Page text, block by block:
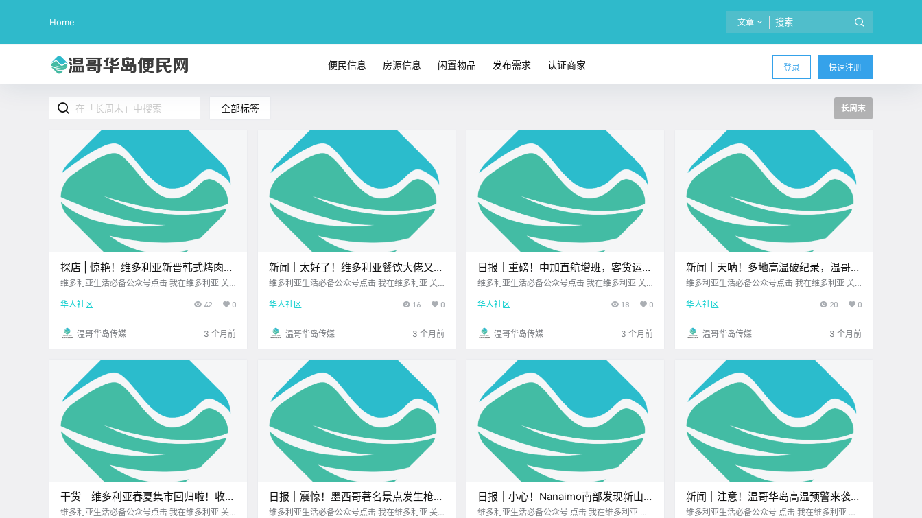
Home 文章
登录 快速注册
便民信息 房源信息 闲置物品 发布需求 认证商家
全部标签 长周末
探店 | 惊艳！维多利亚新晋韩式烤肉排
队王，顶级肉质配上明火炙烤，肉食控
维多利亚生活必备公众号点击 我在维多利亚 关
亚洲超市 昨天终于打卡了 维多利亚刚开业不久
的设备 都是直接从韩国运过来的.
华人社区 42 0
温哥华岛传媒 3 个月前
新闻｜太好了！维多利亚餐饮大佬又开
新店，炸鸡生蚝样样行！BC省省长撤
维多利亚生活必备公众号点击 我在维多利亚 关
顶级科创学校北美最大亚洲超市 大家周二好呀~
工作生活都顺心！ 忙里偷闲也.
华人社区 16 0
温哥华岛传媒 3 个月前
日报｜重磅！中加直航增班，客货运频
次将迎来大幅提升！Hullo码头临时搬
维多利亚生活必备公众号点击 我在维多利亚 关
正宗越南米粉店您值得信赖的地产经纪公元202
黄历 > 维多利亚本周气象.
华人社区 18 0
温哥华岛传媒 3 个月前
新闻｜天呐！多地高温破纪录，温哥华
岛今春首场山火燃起！Esquimalt海盗
维多利亚生活必备公众号点击 我在维多利亚 关
顶级科创学校北美最大亚洲超市 大家周一好呀！
华人社区 20 0
温哥华岛传媒 3 个月前
干货｜维多利亚春夏集市回归啦！收下
这份宝藏集市清单！
维多利亚生活必备公众号点击 我在维多利亚 关
日报｜震惊！墨西哥著名景点发生枪击
案，一名加拿大游客遇难！西温渡轮码
维多利亚生活必备公众号点击 我在维多利亚 关
日报｜小心！Nanaimo南部发现新山
火！Saanich Commonwealth Place
维多利亚生活必备公众号 点击 我在维多利亚 关
新闻｜注意！温哥华岛高温预警来袭！
维多利亚超人气意大利晚宴快闪来啦！
维多利亚生活必备公众号 点击 我在维多利亚 关